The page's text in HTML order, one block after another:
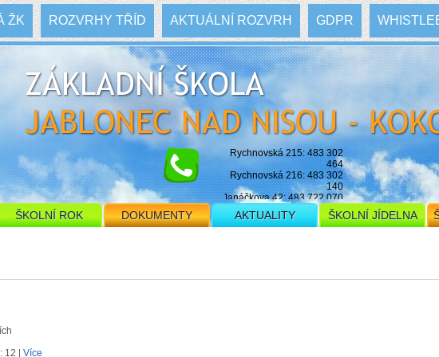
12 | Více
ŽK ROZVRHY TŘÍD AKTUÁLNÍ ROZVRH GDPR
Rychnovská 215: 483 302
464
Rychnovská 216: 483 302
140
Janáčkova 42: 483 722 070
E-mail: skola@zskokonin.cz
ŠKOLNÍ ROK DOKUMENTY AKTUALITY ŠKOLNÍ JÍDELNA